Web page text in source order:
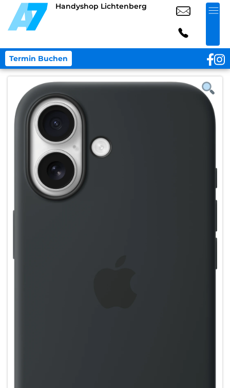
Handyshop Lichtenberg
Termin Buchen